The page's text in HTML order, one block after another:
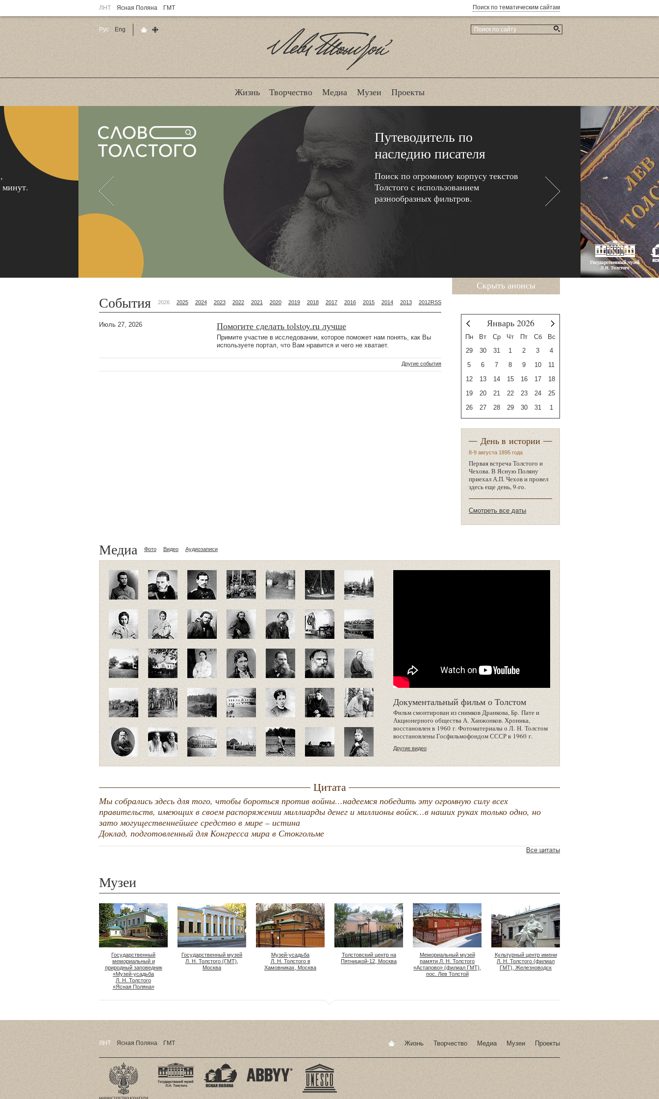
ЛНТ Ясная Поляна ГМТ Поиск по тематическим сайтам
Лев Толстой
Жизнь Творчество Медиа Музеи Проекты
Путеводитель по
наследию писателя
Поиск по огромному корпусу текстов
Толстого с использованием
разнообразных фильтров.
Скрыть анонсы
События 2026 2025 2024 2023 2022 2021 2020 2019 2018 2017 2016 2015 2014 2013 2012RSS
Июль 27, 2026 Помогите сделать tolstoy.ru лучше
Примите участие в исследовании, которое поможет нам понять, как Вы
используете портал, что Вам нравится и чего не хватает.
Другие события
Январь 2026
Пн Вт Ср Чт Пт Сб
Вс
29
30 31 1 2 3
4
5
6 7 8 9 10
11
12
13 14 15 16 17
18
19
20 21 22 23 24
25
26
27 28 29 30 31 1
День в истории
8-9 августа 1895 года
Первая встреча Толстого и
Чехова. В Ясную Поляну
приехал А.П. Чехов и провел
здесь еще день, 9-го.
Смотреть все даты
Медиа Фото Видео Аудиозаписи
Документальный фильм о Толстом
Фильм смонтирован из снимков Дранкова, Бр. Пате и
Акционерного общества А. Ханжонков. Хроника,
восстановлен в 1960 г. Фотоматериалы о Л. Н. Толстом
восстановлены Госфильмофондом СССР в 1960 г.
Другие видео
Цитата
Мы собрались здесь для того, чтобы бороться против войны…надеемся победить эту огромную силу всех
правительств, имеющих в своем распоряжении миллиарды денег и миллионы войск…в наших руках только одно, но
зато могущественнейшее средство в мире – истина
Доклад, подготовленный для Конгресса мира в Стокгольме
Все цитаты
Музеи
Государственный
мемориальный и
природный заповедник
«Музей-усадьба
Л. Н. Толстого
«Ясная Поляна»
Государственный музей
Л. Н. Толстого (ГМТ),
Москва
Музей-усадьба
Л. Н. Толстого в
Хамовниках, Москва
Толстовский центр на
Пятницкой-12, Москва
Мемориальный музей
памяти Л. Н. Толстого
«Астапово» (филиал ГМТ),
пос. Лев Толстой
Культурный центр имени
Л. Н. Толстого (филиал
ГМТ), Железноводск
Рус
Eng
ЛНТ Ясная Поляна ГМТ
страница
Жизнь Творчество Медиа Музеи Проекты